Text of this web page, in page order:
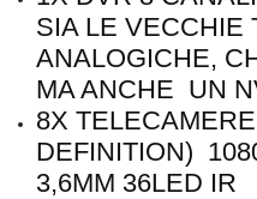
SIA LE VECCHIE
ANALOGICHE,
MA ANCHE UN
8X
DEFINITION)
3,6MM 36LED IR